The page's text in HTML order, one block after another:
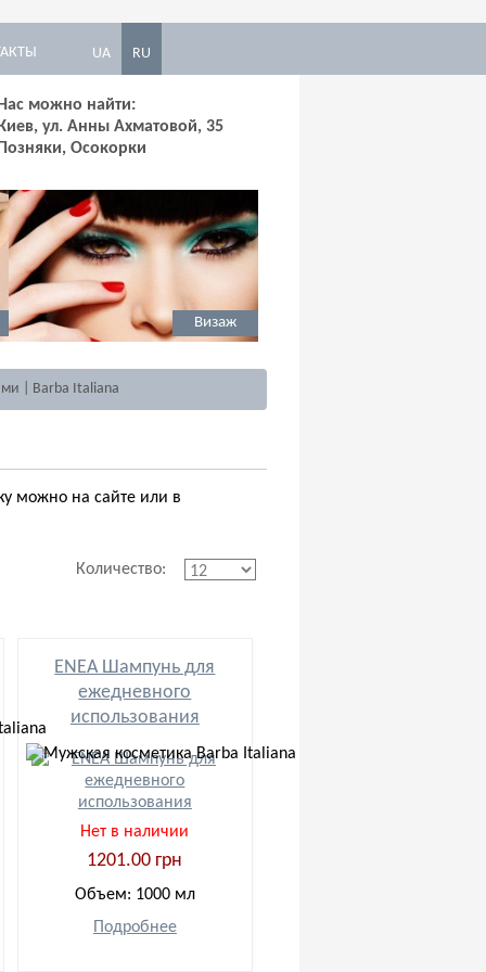
UA RU
можно найти:
ул. Анны Ахматовой, 35
Осокорки
Визаж
| Barba Italiana
можно на сайте или в
Количество:
ENEA Шампунь для
ежедневного
использования
Нет в наличии
1201.00 грн
Объем: 1000 мл
Подробнее